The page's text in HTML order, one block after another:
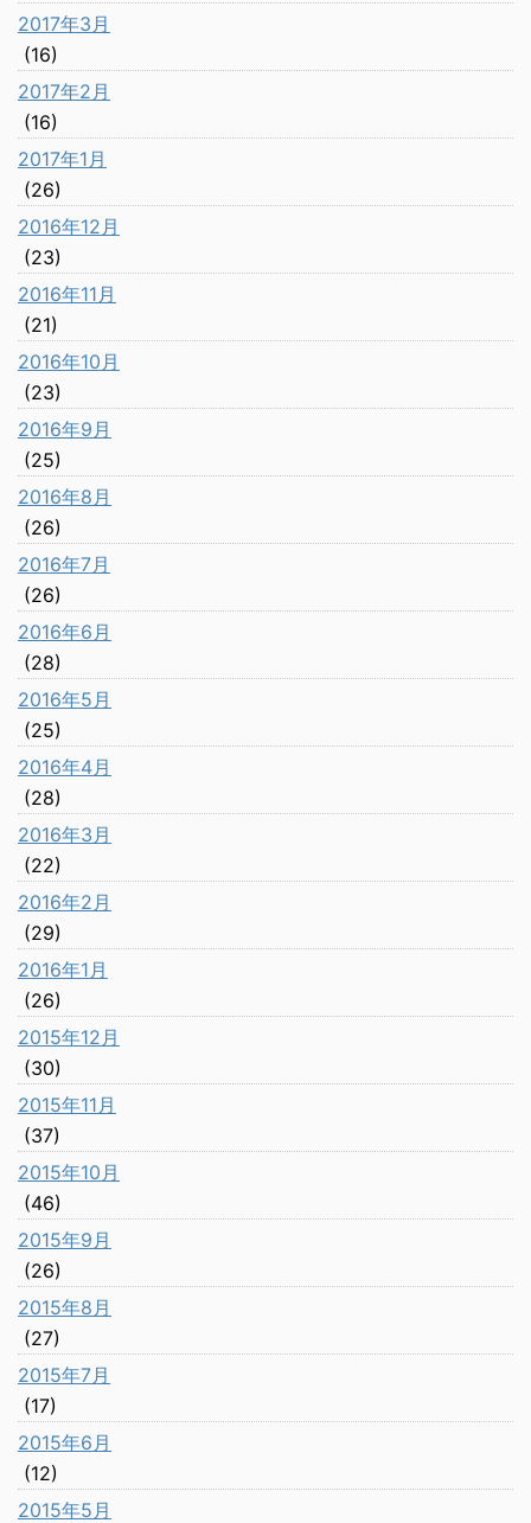
2017年3月
(16)
2017年2月
(16)
2017年1月
(26)
2016年12月
(23)
2016年11月
(21)
2016年10月
(23)
2016年9月
(25)
2016年8月
(26)
2016年7月
(26)
2016年6月
(28)
2016年5月
(25)
2016年4月
(28)
2016年3月
(22)
2016年2月
(29)
2016年1月
(26)
2015年12月
(30)
2015年11月
(37)
2015年10月
(46)
2015年9月
(26)
2015年8月
(27)
2015年7月
(17)
2015年6月
(12)
2015年5月